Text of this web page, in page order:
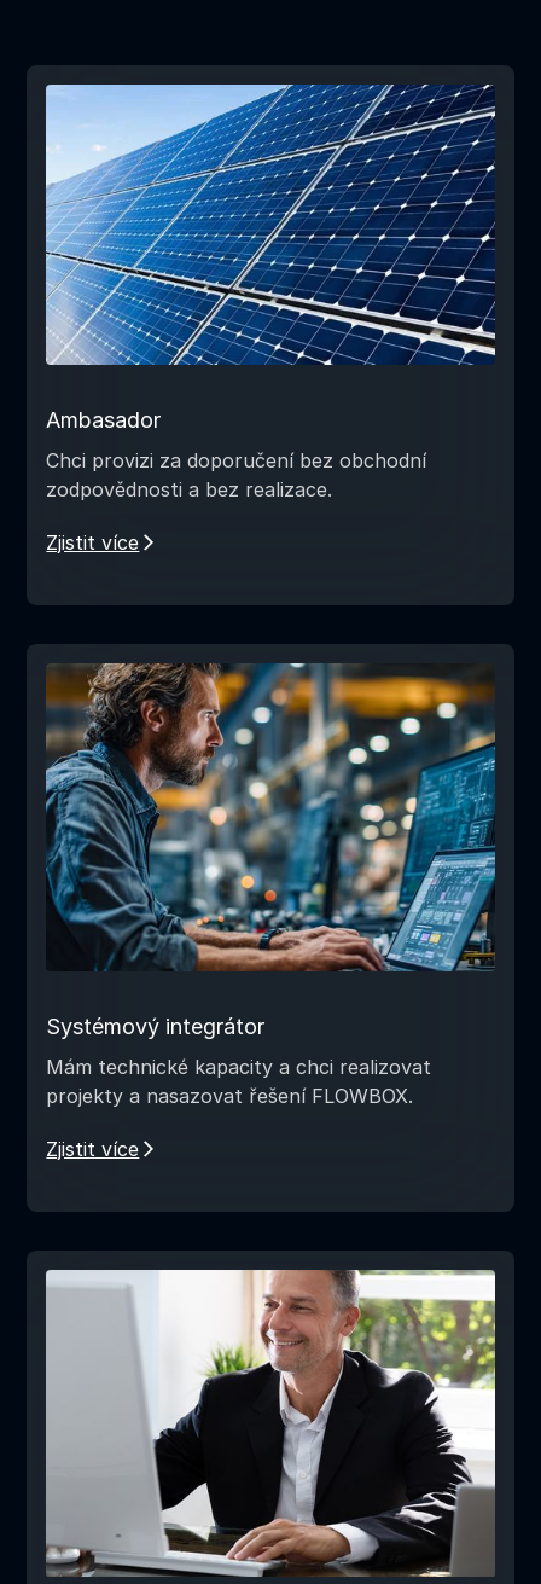
Ambasador
Chci provizi za doporučení bez obchodní
zodpovědnosti a bez realizace.
Zjistit více
Systémový integrátor
Mám technické kapacity a chci realizovat
projekty a nasazovat řešení FLOWBOX.
Zjistit více